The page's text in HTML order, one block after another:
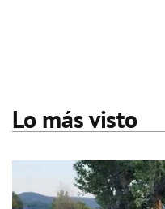
Lo más visto